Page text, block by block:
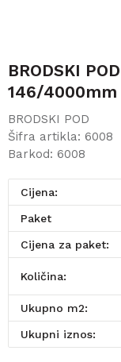
BRODSKI
146/4000mm
BRODSKI POD
Šifra artikla: 6008
Barkod: 6008
Cijena:
paket
Cijena za paket:
Količina:
Ukupno m2:
Ukupni iznos: